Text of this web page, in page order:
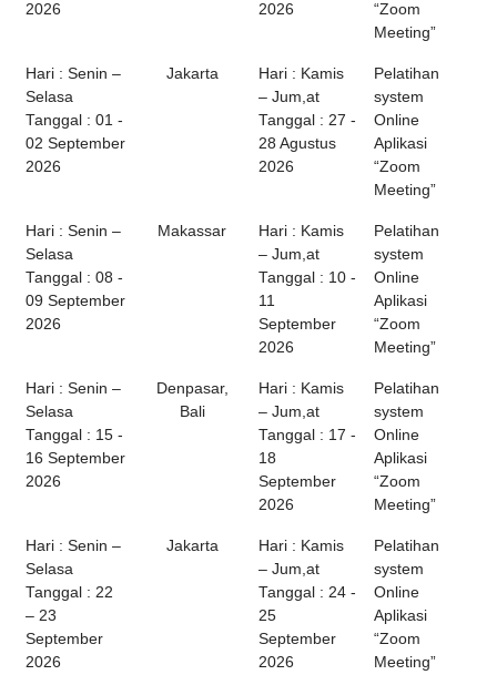
2026
2026
“Zoom
Meeting”
Hari : Senin –
Selasa
Tanggal : 01 -
02 September
2026
Jakarta
Hari : Kamis
– Jum,at
Tanggal : 27 -
28 Agustus
2026
Pelatihan
system
Online
Aplikasi
“Zoom
Meeting”
Hari : Senin –
Selasa
Tanggal : 08 -
09 September
2026
Makassar
Hari : Kamis
– Jum,at
Tanggal : 10 -
11
September
2026
Pelatihan
system
Online
Aplikasi
“Zoom
Meeting”
Hari : Senin –
Selasa
Tanggal : 15 -
16 September
2026
Denpasar,
Bali
Hari : Kamis
– Jum,at
Tanggal : 17 -
18
September
2026
Pelatihan
system
Online
Aplikasi
“Zoom
Meeting”
Hari : Senin –
Selasa
Tanggal : 22
– 23
September
2026
Jakarta
Hari : Kamis
– Jum,at
Tanggal : 24 -
25
September
2026
Pelatihan
system
Online
Aplikasi
“Zoom
Meeting”